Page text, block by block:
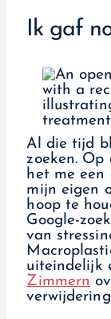
Ik gaf
Al die tijd
zoeken.
het me een
mijn eigen
hoop te
Google-
van
uiteindelijk
Zimmern